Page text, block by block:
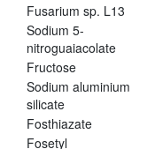
Fusarium sp. L13
Sodium 5-
nitroguaiacolate
Fructose
Sodium aluminium
silicate
Fosthiazate
Fosetyl